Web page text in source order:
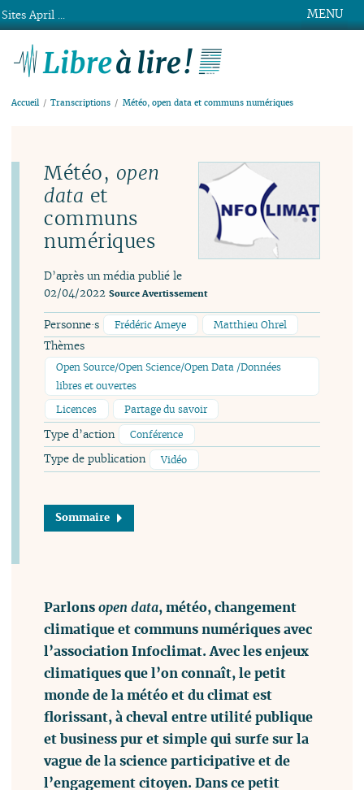
MENU
Accueil Transcriptions Météo, open data et communs numériques
Météo, open
data et
communs
numériques
D’après un média publié le
02/04/2022 Source Avertissement
Personne·s Frédéric Ameye Matthieu Ohrel
Thèmes
Open Source/Open Science/Open Data /Données
libres et ouvertes
Licences
Partage du savoir
Type d’action Conférence
Type de publication Vidéo
Sommaire
Parlonsopen data, météo, changement
climatique et communs numériques avec
l’association Infoclimat. Avec les enjeux
climatiques que l’on connaît, le petit
monde de la météo et du climat est
florissant, à cheval entre utilité publique
et business pur et simple qui surfe sur la
vague de la science participative et de
l’engagement citoyen. Dans ce petit
Sites April ...